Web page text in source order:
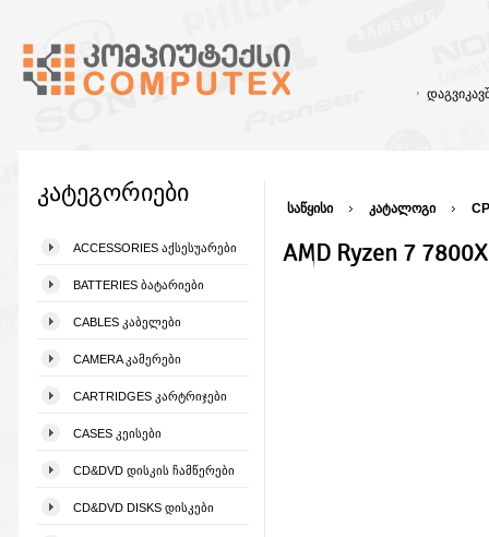
კატეგორიები
ACCESSORIES ᲐᲥᲡᲔᲡᲣᲐᲠᲔᲑᲘ
BATTERIES ᲑᲐᲢᲐᲠᲘᲔᲑᲘ
CABLES ᲙᲐᲑᲔᲚᲔᲑᲘ
CAMERA ᲙᲐᲛᲔᲠᲔᲑᲘ
CARTRIDGES ᲙᲐᲠᲢᲠᲘᲯᲔᲑᲘ
CASES ᲙᲔᲘᲡᲔᲑᲘ
CD&DVD ᲓᲘᲡᲙᲘᲡ ᲩᲐᲛᲬᲔᲠᲔᲑᲘ
CD&DVD DISKS ᲓᲘᲡᲙᲔᲑᲘ
საწყისი კატალოგი
AMD Ryzen 7